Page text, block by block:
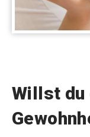
Willst du